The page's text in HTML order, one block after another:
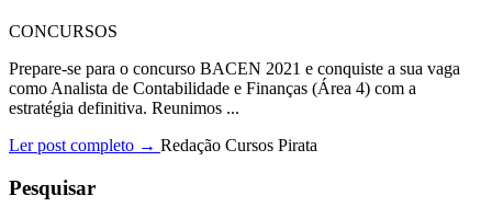
CONCURSOS
Prepare-se para o concurso BACEN 2021 e conquiste a sua vaga
como Analista de Contabilidade e Finanças (Área 4) com a
estratégia definitiva. Reunimos ...
Ler post completo → Redação Cursos Pirata
Pesquisar